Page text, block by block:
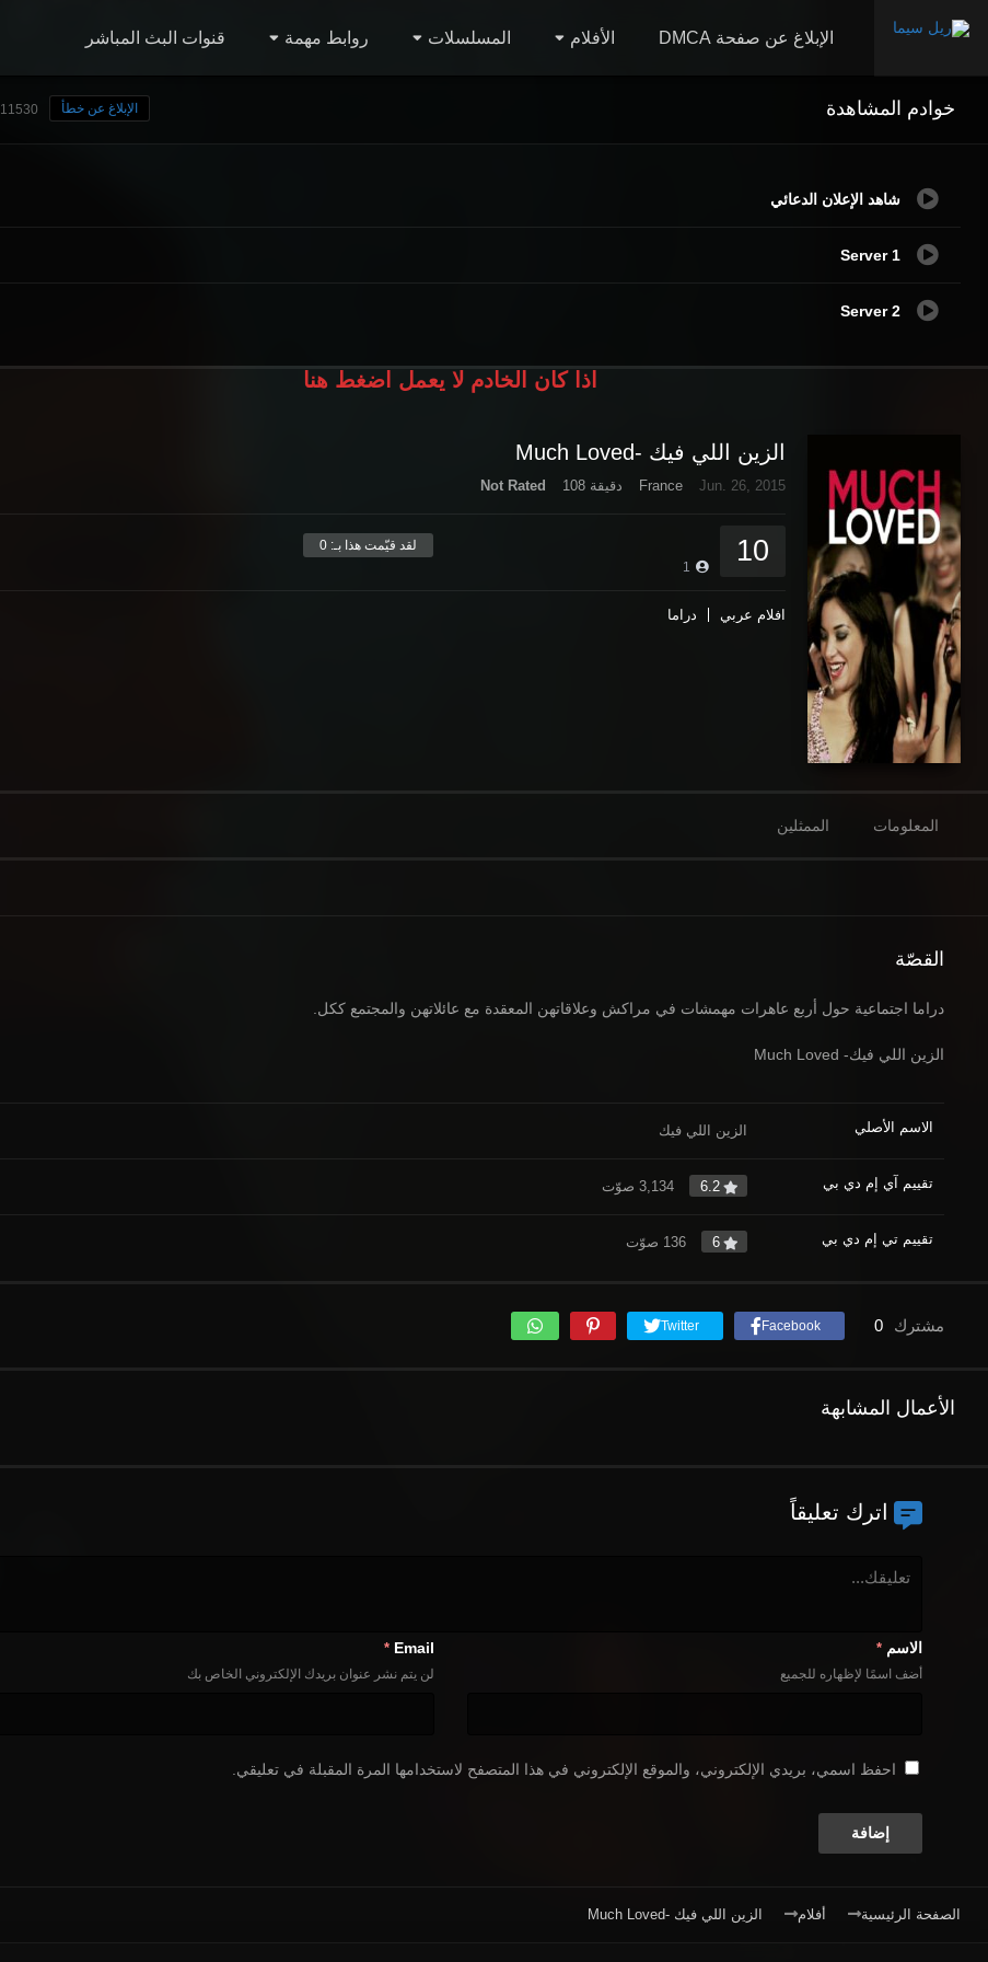
الإبلاغ عن صفحة DMCA الأفلام المسلسلات روابط مهمة قنوات البث المباشر
خوادم المشاهدة 11530 مشاهدات الإبلاغ عن خطأ
شاهد الإعلان الدعائي
Server 1
Server 2
اذا كان الخادم لا يعمل اضغط هنا
الزين اللي فيك -Much Loved
Jun. 26, 2015
France 108 دقيقة Not Rated
لقد قيّمت هذا بـ: 0 10
1
افلام عربي دراما
المعلومات الممثلين
القصّة
دراما اجتماعية حول أربع عاهرات مهمشات في مراكش وعلاقاتهن المعقدة مع عائلاتهن والمجتمع ككل.
الزين اللي فيك- Much Loved
الاسم الأصلي الزين اللي فيك
تقييم آي إم دي بي 6.2
تقييم تي إم دي بي 6
مشترك 0
Facebook
Twitter
الأعمال المشابهة
اترك تعليقاً
الاسم *
أضف اسمًا لإظهاره للجميع
Email
*
لن يتم نشر عنوان بريدك الإلكتروني الخاص بك
احفظ اسمي، بريدي الإلكتروني، والموقع الإلكتروني في هذا المتصفح لاستخدامها المرة المقبلة في تعليقي.
الصفحة الرئيسية أفلام الزين اللي فيك -Much Loved